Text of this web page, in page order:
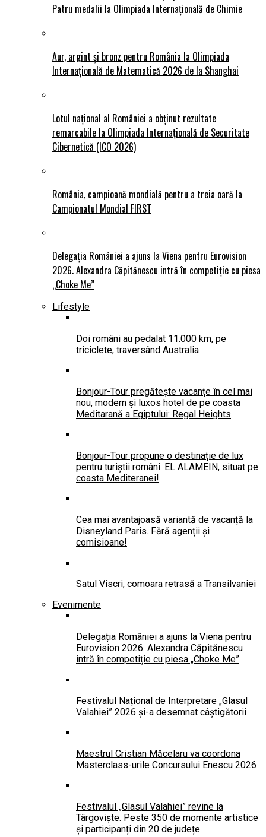
Patru medalii la Olimpiada Internațională de Chimie
Aur, argint și bronz pentru România la Olimpiada
Internațională de Matematică 2026 de la Shanghai
Lotul național al României a obținut rezultate
remarcabile la Olimpiada Internațională de Securitate
Cibernetică (ICO 2026)
România, campioană mondială pentru a treia oară la
Campionatul Mondial FIRST
Delegația României a ajuns la Viena pentru Eurovision
2026. Alexandra Căpitănescu intră în competiție cu piesa
„Choke Me”
Lifestyle
Doi români au pedalat 11.000 km, pe
triciclete, traversând Australia
Bonjour-Tour pregătește vacanțe în cel mai
nou, modern și luxos hotel de pe coasta
Meditarană a Egiptului: Regal Heights
Bonjour-Tour propune o destinație de lux
pentru turiștii români. EL ALAMEIN, situat pe
coasta Mediteranei!
Cea mai avantajoasă variantă de vacanță la
Disneyland Paris. Fără agenții și
comisioane!
Satul Viscri, comoara retrasă a Transilvaniei
Evenimente
Delegația României a ajuns la Viena pentru
Eurovision 2026. Alexandra Căpitănescu
intră în competiție cu piesa „Choke Me”
Festivalul Național de Interpretare „Glasul
Valahiei” 2026 și-a desemnat câștigătorii
Maestrul Cristian Măcelaru va coordona
Masterclass-urile Concursului Enescu 2026
Festivalul „Glasul Valahiei” revine la
Târgoviște. Peste 350 de momente artistice
și participanți din 20 de județe